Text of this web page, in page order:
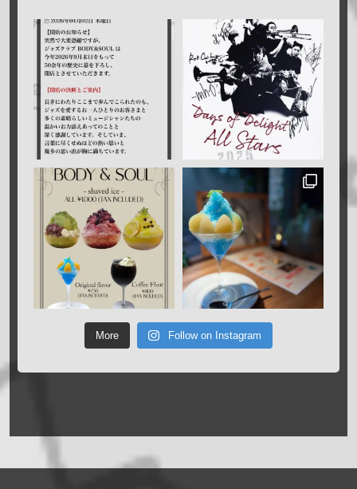
More Follow on Instagram